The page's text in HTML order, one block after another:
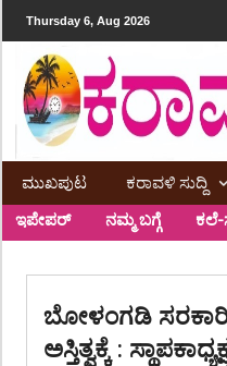
Thursday 6, Aug 2026
ಮುಖಪುಟ ಕರಾವಳಿ ಸುದ್ದಿ
ಇಪೇಪರ್ ನಮ್ಮ ಬಗ್ಗೆ ಕಲೆ-
ಬೋಳಂಗಡಿ
ಅಸ್ತಿತ್ವಕ್ಕೆ :